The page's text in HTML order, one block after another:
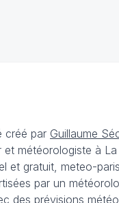
créé par Guillaume
et météorologiste à
et gratuit, meteo-
par un
des prévisions